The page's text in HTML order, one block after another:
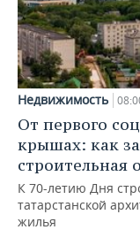
Недвижимость
От первого
крышах: как
строительная
К 70-летию Дня
татарстанской
жилья